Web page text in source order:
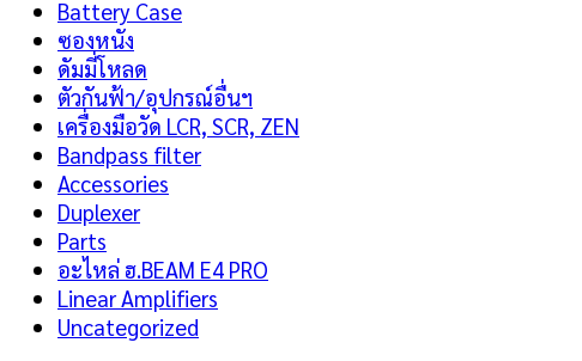
Battery Case
ซองหนัง
ดัมมี่โหลด
ตัวกันฟ้า/อุปกรณ์อื่นฯ
เครื่องมือวัด LCR, SCR, ZEN
Bandpass filter
Accessories
Duplexer
Parts
อะไหล่ ฮ.BEAM E4 PRO
Linear Amplifiers
Uncategorized